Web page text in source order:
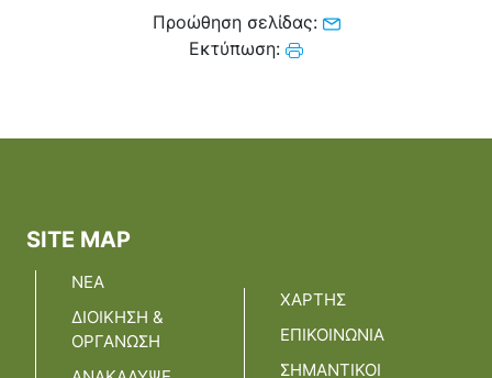
Προώθηση σελίδας:
Εκτύπωση:
SITE MAP
ΝΕΑ
ΔΙΟΙΚΗΣΗ &
ΟΡΓΑΝΩΣΗ
ΧΑΡΤΗΣ
ΕΠΙΚΟΙΝΩΝΙΑ
ΣΗΜΑΝΤΙΚΟΙ